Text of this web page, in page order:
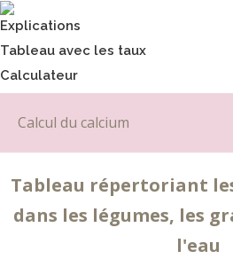
Explications
Tableau avec les taux
Calculateur
Calcul du calcium
Tableau répertoriant
dans les légumes, les
l'eau